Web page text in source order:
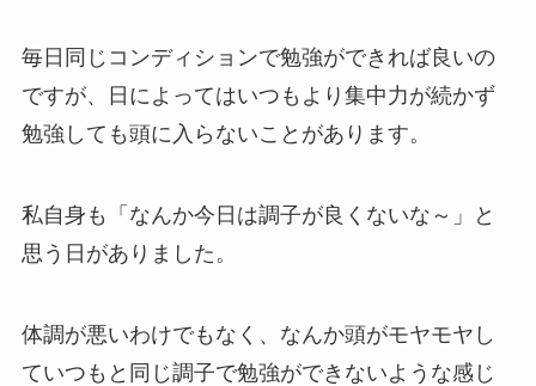
毎日同じコンディションで勉強ができれば良いの
ですが、日によってはいつもより集中力が続かず
勉強しても頭に入らないことがあります。
私自身も「なんか今日は調子が良くないな～」と
思う日がありました。
体調が悪いわけでもなく、なんか頭がモヤモヤし
ていつもと同じ調子で勉強ができないような感じ